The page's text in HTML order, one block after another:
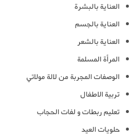
العناية بالبشرة
العناية بالجسم
العناية بالشعر
المرأة المسلمة
الوصفات المجربة من لالة مولاتي
تربية الاطفال
تعليم ربطات و لفات الحجاب
حلويات العيد